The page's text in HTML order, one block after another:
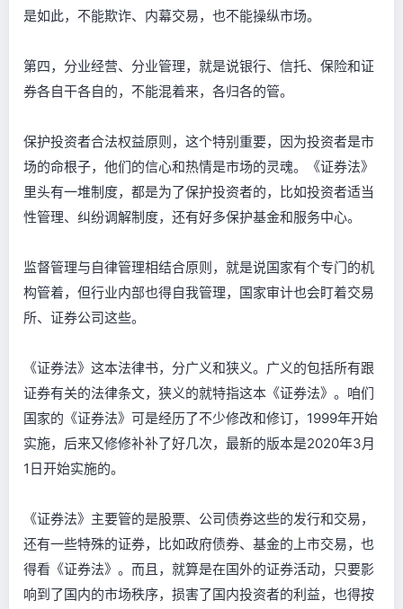
是如此，不能欺诈、内幕交易，也不能操纵市场。
第四，分业经营、分业管理，就是说银行、信托、保险和证
券各自干各自的，不能混着来，各归各的管。
保护投资者合法权益原则，这个特别重要，因为投资者是市
场的命根子，他们的信心和热情是市场的灵魂。《证券法》
里头有一堆制度，都是为了保护投资者的，比如投资者适当
性管理、纠纷调解制度，还有好多保护基金和服务中心。
监督管理与自律管理相结合原则，就是说国家有个专门的机
构管着，但行业内部也得自我管理，国家审计也会盯着交易
所、证券公司这些。
《证券法》这本法律书，分广义和狭义。广义的包括所有跟
证券有关的法律条文，狭义的就特指这本《证券法》。咱们
国家的《证券法》可是经历了不少修改和修订，1999年开始
实施，后来又修修补补了好几次，最新的版本是2020年3月
1日开始实施的。
《证券法》主要管的是股票、公司债券这些的发行和交易，
还有一些特殊的证券，比如政府债券、基金的上市交易，也
得看《证券法》。而且，就算是在国外的证券活动，只要影
响到了国内的市场秩序，损害了国内投资者的利益，也得按